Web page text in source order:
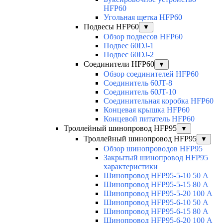
HFP60
Угольная щетка HFP60
Подвесы HFP60
▼
Обзор подвесов HFP60
Подвес 60DJ-1
Подвес 60DJ-2
Соединители HFP60
▼
Обзор соединителей HFP60
Соединитель 60JT-8
Соединитель 60JT-10
Соединительная коробка HFP60
Концевая крышка HFP60
Концевой питатель HFP60
Троллейный шинопровод HFP95
▼
Троллейный шинопровод HFP95 ▼
Обзор шинопроводов HFP95
Закрытый шинопровод HFP95
характеристики
Шинопровод HFP95-5-10 50 А
Шинопровод HFP95-5-15 80 А
Шинопровод HFP95-5-20 100 А
Шинопровод HFP95-6-10 50 А
Шинопровод HFP95-6-15 80 А
Шинопровод HFP95-6-20 100 А